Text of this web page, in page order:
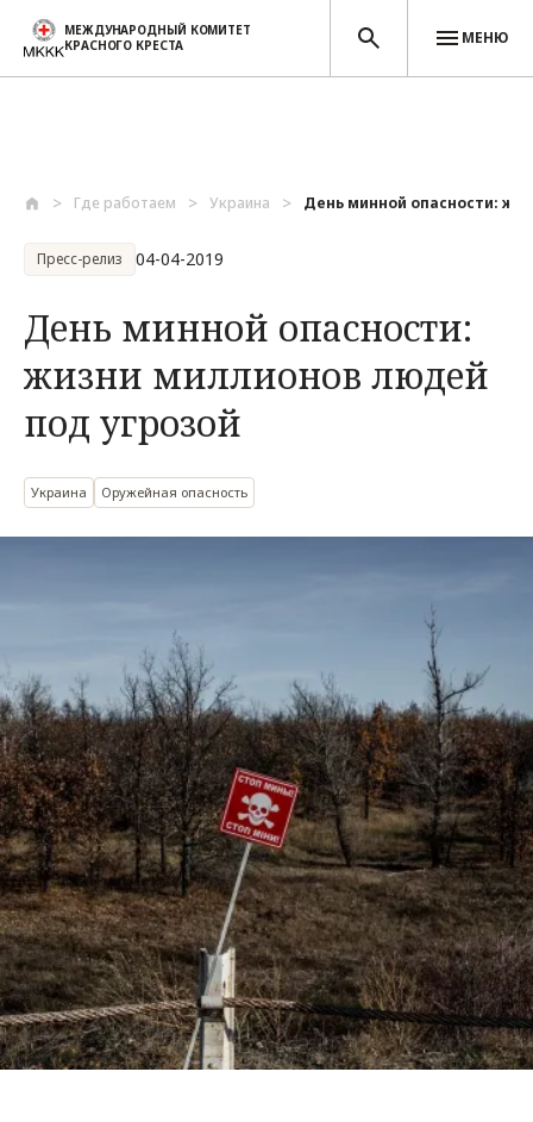
МЕЖДУНАРОДНЫЙ КОМИТЕТ
КРАСНОГО КРЕСТА
МЕНЮ
Где работаем Украина День минной опасности:
Пресс-релиз 04-04-2019
День минной опасности:
жизни миллионов людей
под угрозой
Украина Оружейная опасность